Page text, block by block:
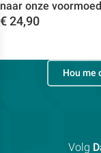
naar onze
€ 24,90
Hou me
Volg